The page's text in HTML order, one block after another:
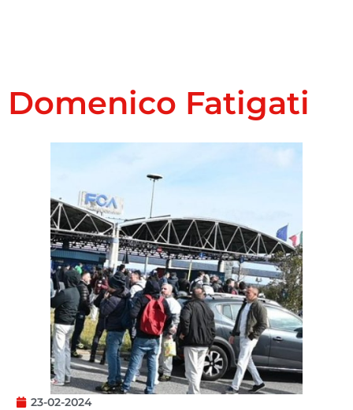
Domenico Fatigati
23-02-2024